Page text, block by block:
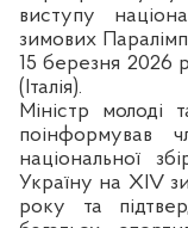
виступу
зимових
15 березня 2026
(Італія).
Міністр молоді
поінформував
національної
Україну на XІV
року та